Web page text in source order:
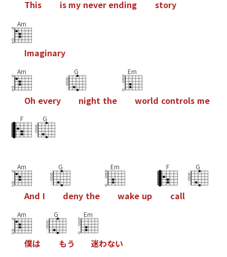
This is my never ending story
Am
Imaginary
Am
Oh every
G
night the
Em
world controls me
F G
Am
And I
G
deny the
Em
wake up
F
call
G
Am
僕は
G
もう
Em
迷わない